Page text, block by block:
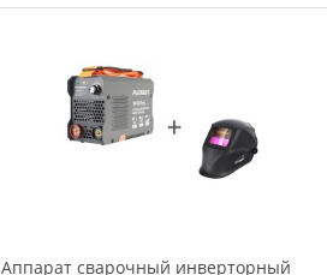
Аппарат сварочный инверторный